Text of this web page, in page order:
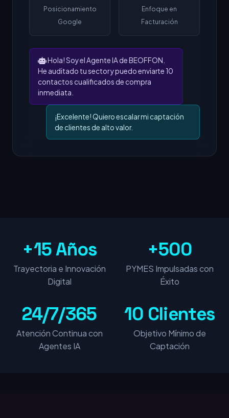
Posicionamiento
Google
Enfoque en
Facturación
Hola! Soy el Agente IA de BEOFFON.
He auditado tu sector y puedo enviarte 10
contactos cualificados de compra
inmediata.
¡Excelente! Quiero escalar mi captación
de clientes de alto valor.
+15 Años
Trayectoria e Innovación
Digital
+500
PYMES Impulsadas con
Éxito
24/7/365
Atención Continua con
Agentes IA
10 Clientes
Objetivo Mínimo de
Captación